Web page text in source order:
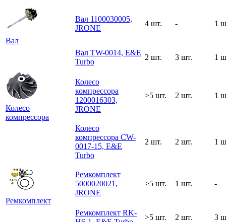
Вал
Вал 1100030005,
JRONE
4 шт. - 1
Вал TW-0014, E&E
Turbo
2 шт. 3 шт. 1
Колесо
компрессора
Колесо
компрессора
1200016303,
JRONE
>5 шт. 2 шт. 1
Колесо
компрессора CW-
0017-15, E&E
Turbo
2 шт. 2 шт. 1
Ремкомплект
Ремкомплект
5000020021,
JRONE
>5 шт. 1 шт. -
Ремкомплект RK-
>5 шт. 2 шт. 3